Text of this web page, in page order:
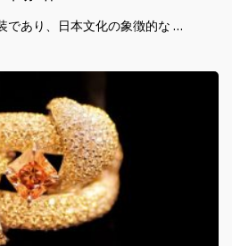
であり、日本文化の象徴的な …